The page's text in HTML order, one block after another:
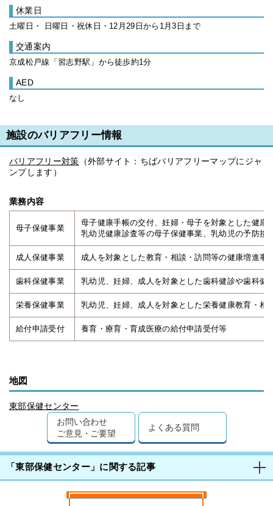
休業日
土曜日・ 日曜日・祝休日・12月29日から1月3日まで
交通案内
京成松戸線「習志野駅」から徒歩約1分
AED
なし
施設のバリアフリー情報
バリアフリー対策 （外部サイト：ちばバリアフリーマップにジャ
ンプします）
業務内容
母子保健事業
母子健康手帳の交付、妊婦・母子を対象とした健康
乳幼児健康診査等の母子保健事業、乳幼児の予防接
成人保健事業 成人を対象とした教育・相談・訪問等の健康増進事
歯科保健事業 乳幼児、妊婦、成人を対象とした歯科健診や歯科健
栄養保健事業 乳幼児、妊婦、成人を対象とした栄養健康教育・相
給付申請受付 養育・療育・育成医療の給付申請受付等
地図
東部保健センター
お問い合わせ
ご意見・ご要望
よくある質問
「東部保健センター」に関する記事